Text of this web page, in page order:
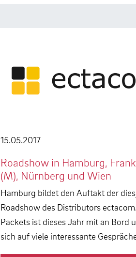
15.05.2017
Roadshow in Hamburg,
(M), Nürnberg und Wien
Hamburg bildet den Auftakt der
Roadshow des Distributors
Packets ist dieses Jahr mit an Bord
sich auf viele interessante